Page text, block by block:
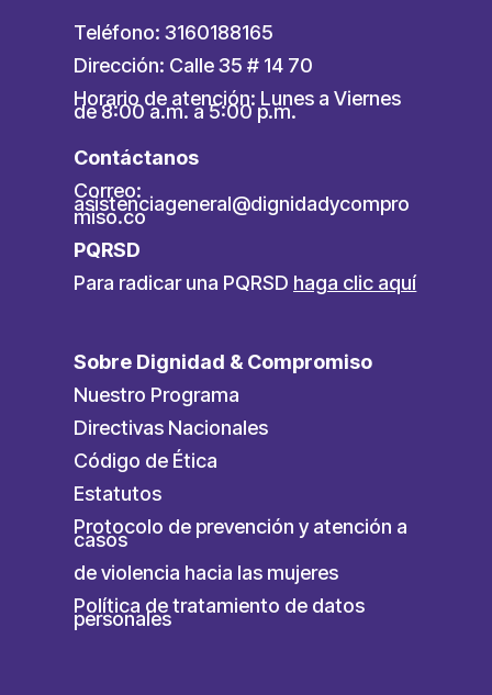
Teléfono: 3160188165
Dirección: Calle 35 # 14 70
Horario de atención: Lunes a Viernes
de 8:00 a.m. a 5:00 p.m.
Contáctanos
Correo:
asistenciageneral@dignidadycompro
miso.co
PQRSD
Para radicar una PQRSD haga clic aquí
Sobre Dignidad & Compromiso
Nuestro Programa
Directivas Nacionales
Código de Ética
Estatutos
Protocolo de prevención y atención a
casos
de violencia hacia las mujeres
Política de tratamiento de datos
personales